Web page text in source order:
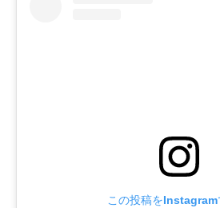
この投稿をInstagram